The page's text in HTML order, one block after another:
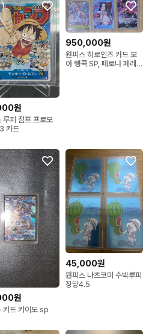
원
루피 점프 프로모
카드
950,000원
원피스 히로인즈 카드 보
아 행콕 SP, 페로나 페레,
원
카드 카이도 sp
45,000원
원피스 나츠코미 수박루피
장당4.5